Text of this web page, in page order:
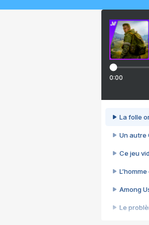
0:00
La folle
Un autre
Ce jeu
Among
Le